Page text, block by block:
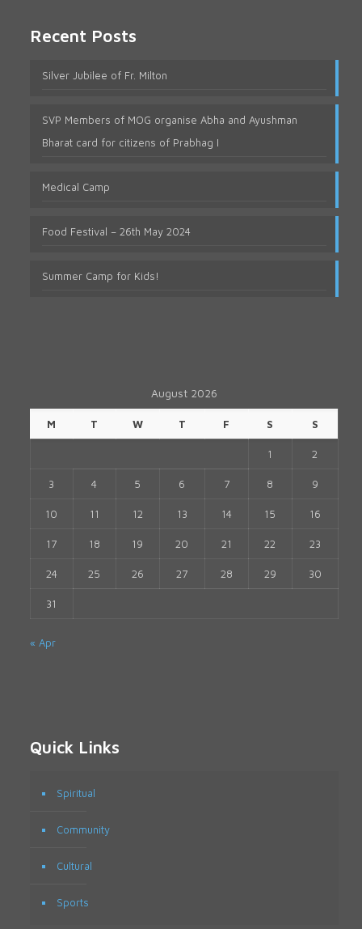
Recent Posts
Silver Jubilee of Fr. Milton
SVP Members of MOG organise Abha and Ayushman
Bharat card for citizens of Prabhag I
Medical Camp
Food Festival – 26th May 2024
Summer Camp for Kids!
August 2026
M T W T F S S
1 2
3 4 5 6 7 8 9
10 11 12 13 14 15 16
17 18 19 20 21 22 23
24 25 26 27 28 29 30
31
« Apr
Quick Links
Spiritual
Community
Cultural
Sports